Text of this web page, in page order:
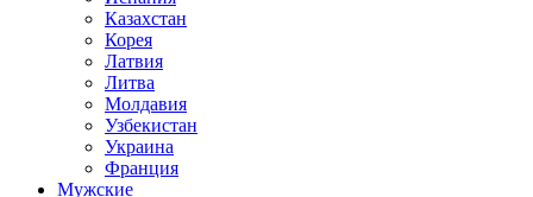
Казахстан
Корея
Латвия
Литва
Молдавия
Узбекистан
Украина
Франция
Мужские